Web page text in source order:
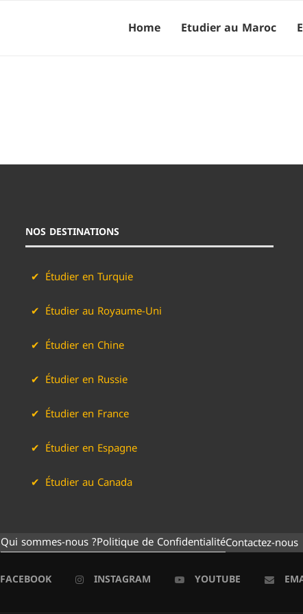
Home Etudier au Maroc
NOS DESTINATIONS
Étudier en Turquie
Étudier au Royaume-Uni
Étudier en Chine
Étudier en Russie
Étudier en France
Étudier en Espagne
Étudier au Canada
Qui sommes-nous ?Politique de ConfidentialitéContactez-nous
FACEBOOK INSTAGRAM YOUTUBE